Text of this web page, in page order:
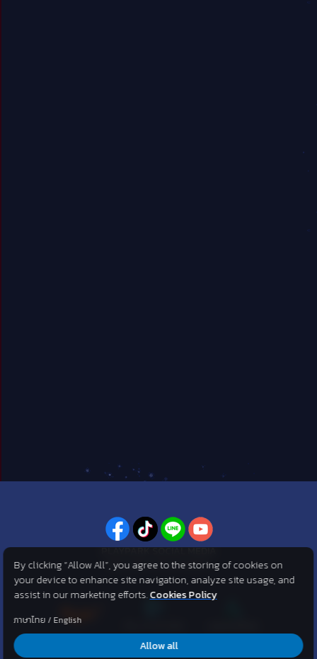
PLAYPARK SOCIAL MEDIA
ไม่พลาดทุกข่าวสารจาก PlayPark
©2007 KOG corporation . All Rights Reserved. ©2012 Asphere
By clicking “Allow All”, you agree to the storing of cookies on
your device to enhance site navigation, analyze site usage, and
assist in our marketing efforts.Cookies Policy
ภาษาไทย / English
Allow all